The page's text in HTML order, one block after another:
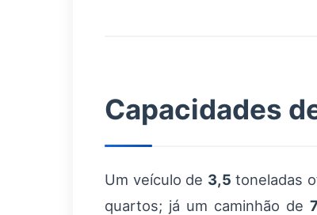
Capacidades
Um veículo de 3,5 toneladas
quartos; já um caminhão de